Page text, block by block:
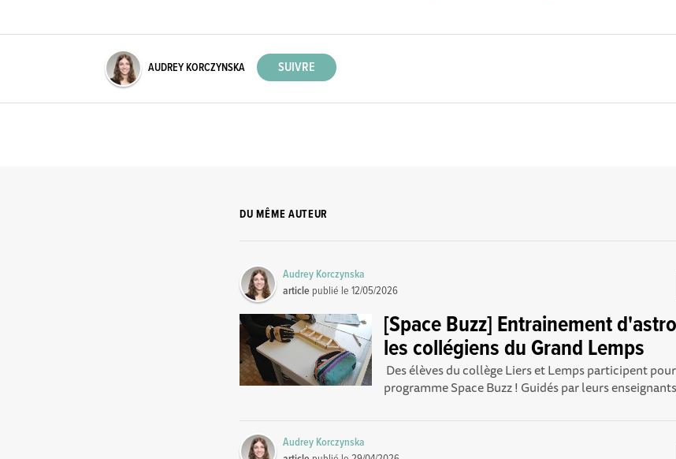
AUDREY KORCZYNSKA
DU MÊME AUTEUR
Audrey Korczynska
article publié le12/05/2026
[Space Buzz] Entrainement
les collégiens du Grand Lemps
Des élèves du collège Liers et Lemps participent
programme Space Buzz ! Guidés par leurs
Audrey Korczynska